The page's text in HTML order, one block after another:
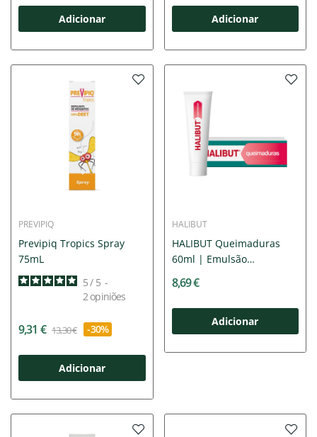
Adicionar Adicionar
PREVIPIQ
Previpiq Tropics Spray
75mL
5/ 5 -
2opiniões
9,31 € 13,30 € -30%
Adicionar
HALIBUT
HALIBUT Queimaduras
60ml | Emulsão
8,69 €
Adicionar